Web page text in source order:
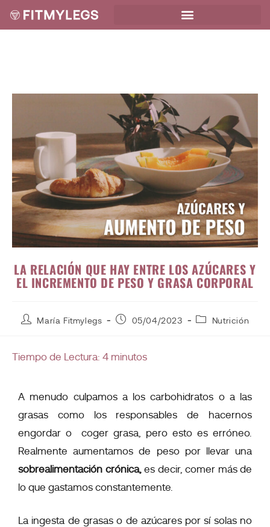
LA RELACIÓN QUE HAY ENTRE LOS AZÚCARES Y
EL INCREMENTO DE PESO Y GRASA CORPORAL
María Fitmylegs 05/04/2023 Nutrición
Tiempo de Lectura: 4 minutos
A menudo culpamos a los carbohidratos o a las
grasas como los responsables de hacernos
engordar o coger grasa, pero esto es erróneo.
Realmente aumentamos de peso por llevar una
sobrealimentación crónica, es decir, comer más de
lo que gastamos constantemente.
La ingesta de grasas o de azúcares por sí solas no